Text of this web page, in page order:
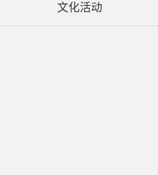
文化活动